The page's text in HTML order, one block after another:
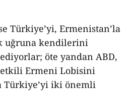
Türkiye’yi, Ermenistan’la
uğruna kendilerini
öte yandan ABD,
Ermeni Lobisini
iki önemli